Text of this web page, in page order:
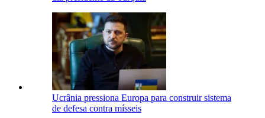
Ucrânia pressiona Europa para construir sistema
de defesa contra mísseis